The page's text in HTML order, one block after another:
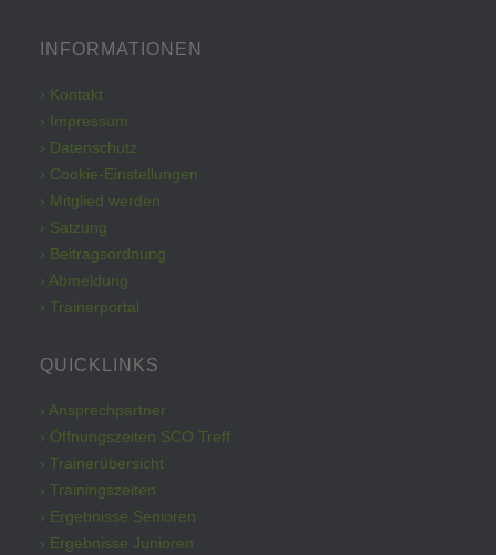
INFORMATIONEN
› Kontakt
› Impressum
› Datenschutz
› Cookie-Einstellungen
› Mitglied werden
› Satzung
› Beitragsordnung
› Abmeldung
› Trainerportal
QUICKLINKS
› Ansprechpartner
› Öffnungszeiten SCO Treff
› Trainerübersicht
› Trainingszeiten
› Ergebnisse Senioren
› Ergebnisse Junioren